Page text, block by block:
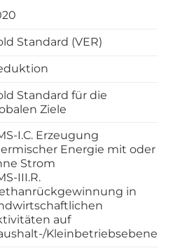
Standard (VER)
Standard für die
Ziele
I.C. Erzeugung
Energie mit oder
Strom
III.R.
in
auf
Kleinbetriebsebene